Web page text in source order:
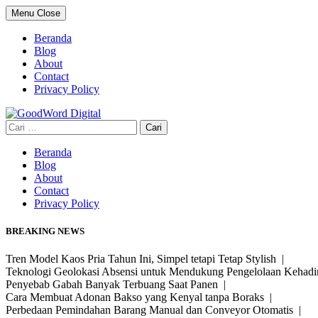
Skip
to
content
Menu Close
Beranda
Blog
About
Contact
Privacy Policy
Cari
untuk:
Beranda
Blog
About
Contact
Privacy Policy
BREAKING NEWS
Tren Model Kaos Pria Tahun Ini, Simpel tetapi Tetap Stylish |
Teknologi Geolokasi Absensi untuk Mendukung Pengelolaan
Penyebab Gabah Banyak Terbuang Saat Panen |
Cara Membuat Adonan Bakso yang Kenyal tanpa Boraks |
Perbedaan Pemindahan Barang Manual dan Conveyor Otomatis |